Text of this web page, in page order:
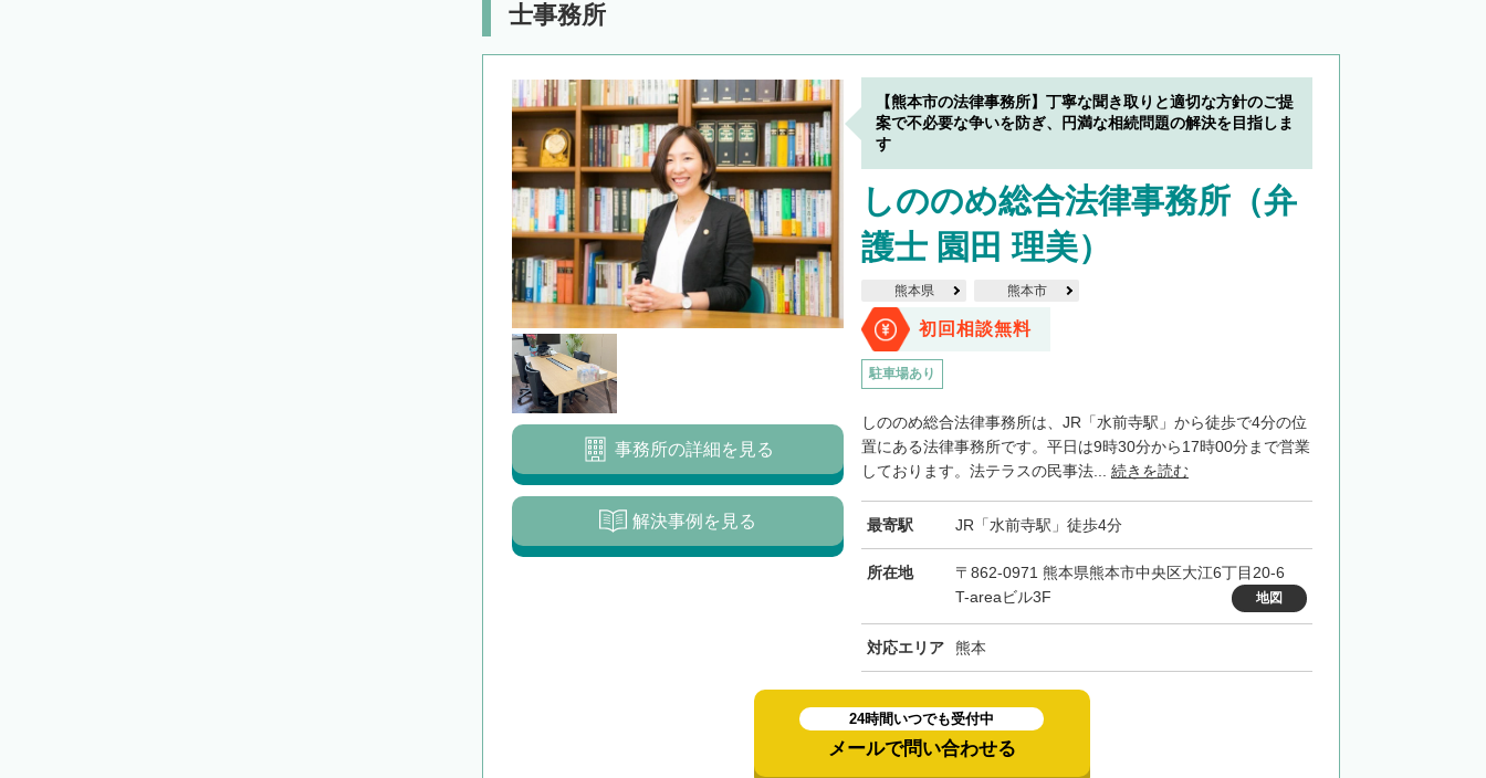
士事務所
【熊本市の法律事務所】丁寧な聞き取りと適切な方針のご提
案で不必要な争いを防ぎ、円満な相続問題の解決を目指しま
す
しののめ総合法律事務所（弁
護士 園田 理美）
熊本県 熊本市
初回相談無料
駐車場あり
しののめ総合法律事務所は、JR「水前寺駅」から徒歩で4分の位
置にある法律事務所です。平日は9時30分から17時00分まで営業
しております。法テラスの民事法... 続きを読む
最寄駅 JR「水前寺駅」徒歩4分
所在地
〒862-0971 熊本県熊本市中央区大江6丁目20‐6
T-areaビル3F
地図
対応エリア 熊本
事務所の詳細を見る
解決事例を見る
24時間いつでも受付中
メールで問い合わせる